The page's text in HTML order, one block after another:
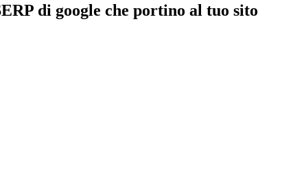
di google che portino al tuo sito